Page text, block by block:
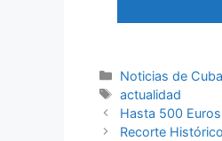
Categories
Noticias de Cuba
Tags
actualidad
Hasta 500
Recorte